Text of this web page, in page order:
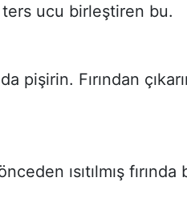
ucu birleştiren bu.
pişirin. Fırından
ısıtılmış fırında